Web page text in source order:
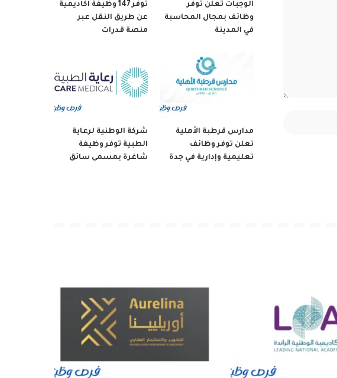
الوجبات تعلن توفر
وظائف بمجال المحاسبة
في المدينة
توفر 147 وظيفة أكاديمية
عن طريق النقل عبر
منصة قدرات
مدارس قرطبة الأهلية
تعلن توفر وظائف
تعليمية وإدارية في جدة
شركة الوطنية لرعاية
الطبية توفر وظيفة
شاغرة بمسمى سائق